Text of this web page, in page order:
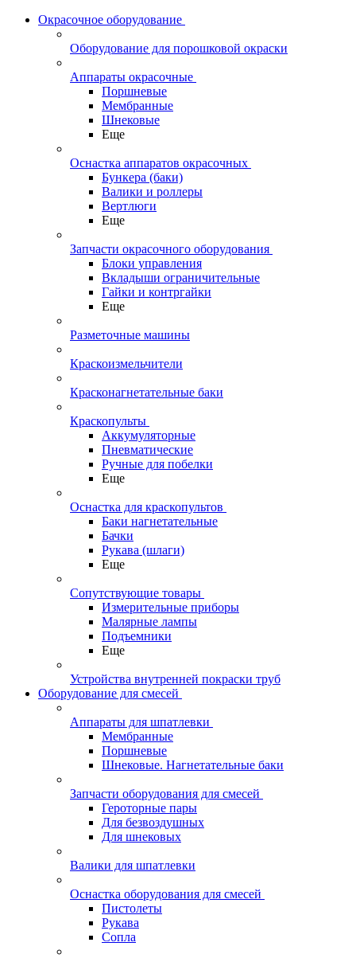
Окрасочное оборудование
Оборудование для порошковой окраски
Аппараты окрасочные
Поршневые
Мембранные
Шнековые
Еще
Оснастка аппаратов окрасочных
Бункера (баки)
Валики и роллеры
Вертлюги
Еще
Запчасти окрасочного оборудования
Блоки управления
Вкладыши ограничительные
Гайки и контргайки
Еще
Разметочные машины
Краскоизмельчители
Красконагнетательные баки
Краскопульты
Аккумуляторные
Пневматические
Ручные для побелки
Еще
Оснастка для краскопультов
Баки нагнетательные
Бачки
Рукава (шлаги)
Еще
Сопутствующие товары
Измерительные приборы
Малярные лампы
Подъемники
Еще
Устройства внутренней покраски труб
Оборудование для смесей
Аппараты для шпатлевки
Мембранные
Поршневые
Шнековые. Нагнетательные баки
Запчасти оборудования для смесей
Героторные пары
Для безвоздушных
Для шнековых
Валики для шпатлевки
Оснастка оборудования для смесей
Пистолеты
Рукава
Сопла